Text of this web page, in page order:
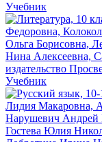
Учебник
Учебник